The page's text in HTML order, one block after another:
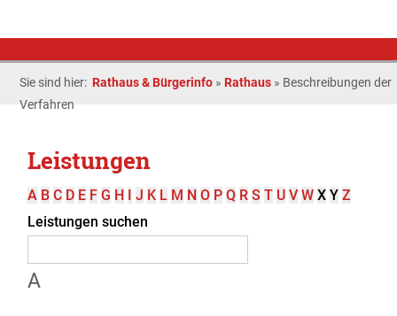
Sie sind hier: Rathaus & Bürgerinfo » Rathaus » Beschreibungen der
Verfahren
Leistungen
A B C D E F G H I J K L M N O P Q R S T U V W X Y Z
Leistungen suchen
A